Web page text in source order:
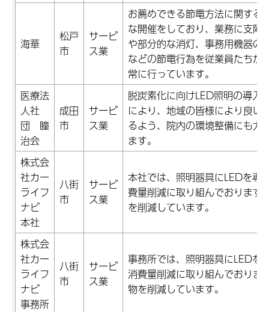
海華
松戸
市
サービ
ス業
お薦めできる節電方法に関する
な開催をしており、業務に支障
や部分的な消灯、事務用機器の
などの節電行為を従業員たちが
常に行っています。
医療法
人社
団 瞳
治会
成田
市
サービ
ス業
脱炭素化に向けLED照明の導入
により、地域の皆様により良い
るよう、院内の環境整備にも力
ます。
株式会
社カー
ライフ
ナビ
本社
八街
市
サービ
ス業
本社では、照明器具にLEDを導
費量削減に取り組んでおります
を削減しています。
株式会
社カー
ライフ
ナビ
事務所
八街
市
サービ
ス業
事務所では、照明器具にLEDを
消費量削減に取り組んでおりま
物を削減しています。